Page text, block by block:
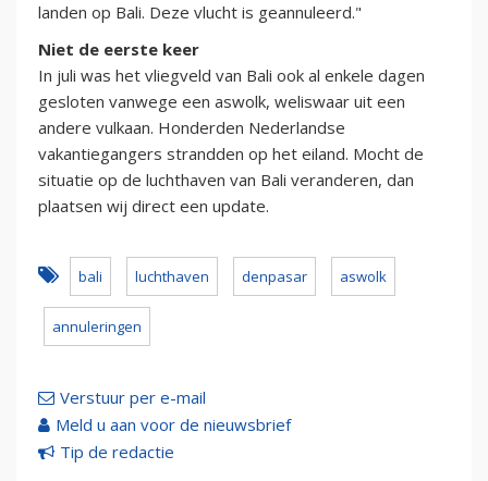
landen op Bali. Deze vlucht is geannuleerd."
Niet de eerste keer
In juli was het vliegveld van Bali ook al enkele dagen
gesloten vanwege een aswolk, weliswaar uit een
andere vulkaan. Honderden Nederlandse
vakantiegangers strandden op het eiland. Mocht de
situatie op de luchthaven van Bali veranderen, dan
plaatsen wij direct een update.
bali luchthaven denpasar aswolk
annuleringen
Verstuur per e-mail
Meld u aan voor de nieuwsbrief
Tip de redactie